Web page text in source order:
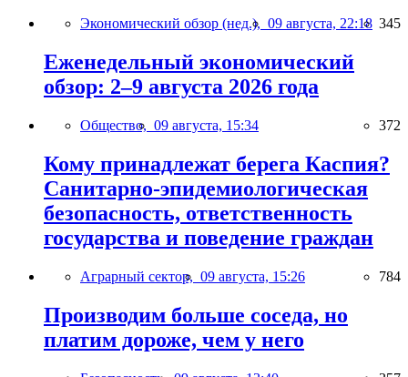
Экономический обзор (нед.), 09 августа, 22:18 345
Еженедельный экономический
обзор: 2–9 августа 2026 года
Общество, 09 августа, 15:34 372
Кому принадлежат берега Каспия?
Санитарно-эпидемиологическая
безопасность, ответственность
государства и поведение граждан
Аграрный сектор, 09 августа, 15:26 784
Производим больше соседа, но
платим дороже, чем у него